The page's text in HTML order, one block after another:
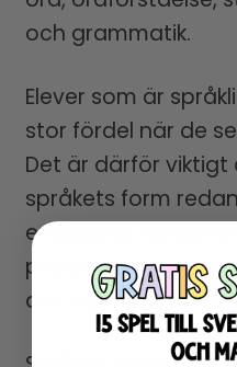
och grammatik.
Elever som är
stor fördel när de
Det är därför
språkets form
engagerar eleverna
praktiska och
alla känner att de